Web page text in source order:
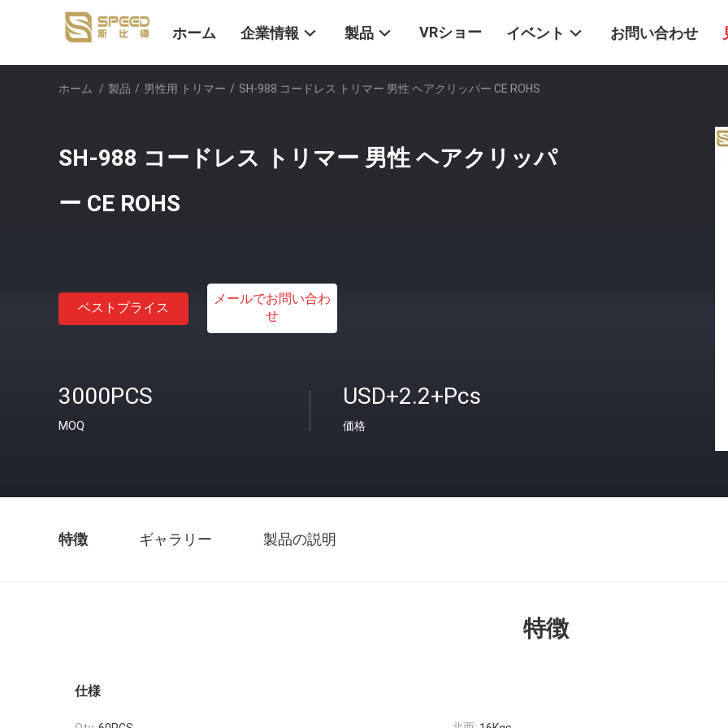
ホーム 企業情報 製品 VRショー イベント お問い合わせ
ホーム / 製品 / 男性用 トリマー / SH-988 コードレス トリマー 男性 ヘアクリッパー CE ROHS
SH-988 コードレス トリマー 男性 ヘアクリッパ
ー CE ROHS
ベストプライス
メールでお問い合わ
せ
3000PCS
MOQ
USD+2.2+Pcs
価格
特徴 ギャラリー 製品の説明
特徴
仕様